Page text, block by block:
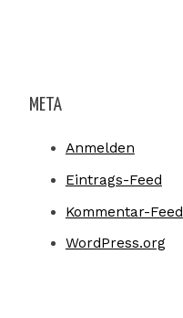
META
Anmelden
Eintrags-Feed
Kommentar-Feed
WordPress.org